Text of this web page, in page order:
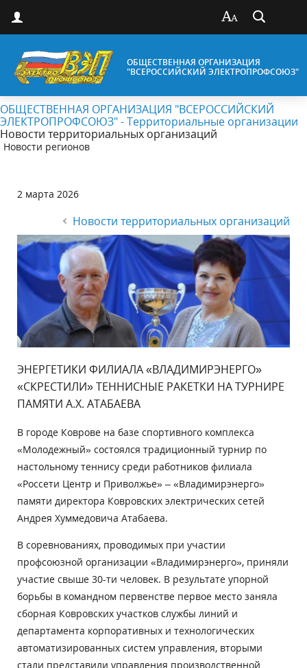
ОБЩЕСТВЕННАЯ ОРГАНИЗАЦИЯ
"ВСЕРОССИЙСКИЙ ЭЛЕКТРОПРОФСОЮЗ"
ОБЩЕСТВЕННАЯ ОРГАНИЗАЦИЯ "ВСЕРОССИЙСКИЙ
ЭЛЕКТРОПРОФСОЮЗ" - Территориальные организации
Новости территориальных организаций
Новости регионов
2 марта 2026
Новости территориальных организаций
ЭНЕРГЕТИКИ ФИЛИАЛА «ВЛАДИМИРЭНЕРГО»
«СКРЕСТИЛИ» ТЕННИСНЫЕ РАКЕТКИ НА ТУРНИРЕ
ПАМЯТИ А.Х. АТАБАЕВА
В городе Коврове на базе спортивного комплекса
«Молодежный» состоялся традиционный турнир по
настольному теннису среди работников филиала
«Россети Центр и Приволжье» – «Владимирэнерго»
памяти директора Ковровских электрических сетей
Андрея Хуммедовича Атабаева.
В соревнованиях, проводимых при участии
профсоюзной организации «Владимирэнерго», приняли
участие свыше 30-ти человек. В результате упорной
борьбы в командном первенстве первое место заняла
сборная Ковровских участков службы линий и
департамента корпоративных и технологических
автоматизированных систем управления, вторыми
стали представили управления производственной